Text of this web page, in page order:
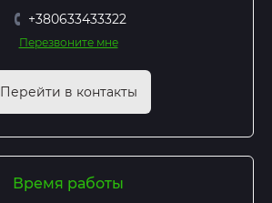
+380633433322
Перезвоните мне
Перейти в контакты
Время работы